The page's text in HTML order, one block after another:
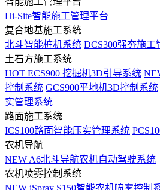
Hi-Site智能施工管理平台
复合地基施工系统
北斗智能桩机系统 DCS300强夯施工
土石方施工系统
HOT ECS900 挖掘机3D引导系统
控制系统 GCS900平地机3D控制系统
实管理系统
路面施工系统
ICS100路面智能压实管理系统
农机导航
NEW A6北斗导航农机自动驾驶系统
农机喷雾控制系统
NEW iSpray S150智能农机喷雾控制